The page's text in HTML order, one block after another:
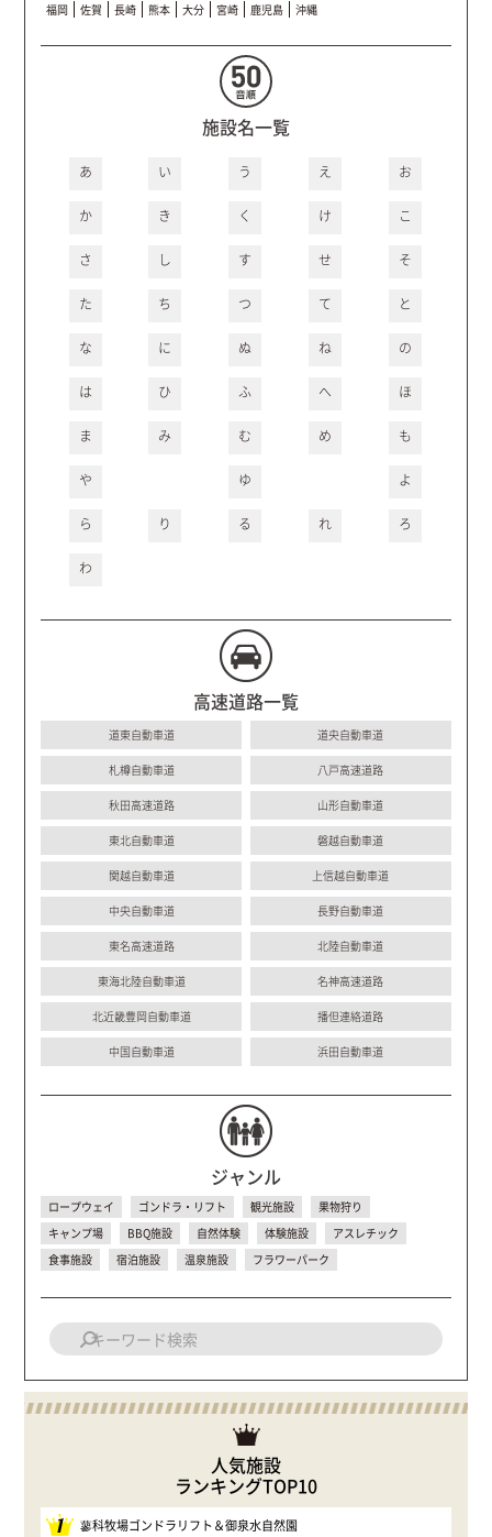
福岡 佐賀 長崎 熊本 大分 宮崎 鹿児島 沖縄
施設名一覧
あ い う え お
か き く け こ
さ し す せ そ
た ち つ て と
な に ぬ ね の
は ひ ふ へ ほ
ま み む め も
や ゆ よ
ら り る れ ろ
わ
高速道路一覧
道東自動車道 道央自動車道
札樽自動車道 八戸高速道路
秋田高速道路 山形自動車道
東北自動車道 磐越自動車道
関越自動車道 上信越自動車道
中央自動車道 長野自動車道
東名高速道路 北陸自動車道
東海北陸自動車道 名神高速道路
北近畿豊岡自動車道 播但連絡道路
中国自動車道 浜田自動車道
ジャンル
ロープウェイ ゴンドラ・リフト 観光施設
果物狩り
キャンプ場
BBQ施設 自然体験 体験施設
アスレチック
食事施設
宿泊施設 温泉施設 フラワーパーク
人気施設
ランキングTOP10
1 蓼科牧場ゴンドラリフト＆御泉水自然園